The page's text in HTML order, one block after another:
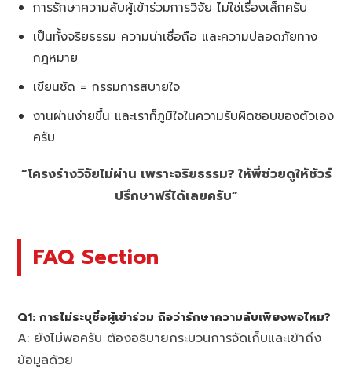
การรักษาความลับผู้เข้าร่วมการวิจัย ไม่ใช่เรื่องเล็กครับ
เป็นทั้งจริยธรรม ความน่าเชื่อถือ และความปลอดภัยทาง
กฎหมาย
เขียนชัด = กรรมการสบายใจ
งานผ่านง่ายขึ้น และเราก็ภูมิใจในความรับผิดชอบของตัวเอง
ครับ
“โครงร่างวิจัยไม่ผ่าน เพราะจริยธรรม? ให้พี่ช่วยดูให้ชัวร์
ปรึกษาฟรีได้เลยครับ”
FAQ Section
Q1: การไม่ระบุชื่อผู้เข้าร่วม ถือว่ารักษาความลับเพียงพอไหม?
A: ยังไม่พอครับ ต้องอธิบายกระบวนการจัดเก็บและเข้าถึง
ข้อมูลด้วย